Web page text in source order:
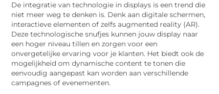
De integratie van technologie in displays is een trend die
niet meer weg te denken is. Denk aan digitale schermen,
interactieve elementen of zelfs augmented reality (AR).
Deze technologische snufjes kunnen jouw display naar
een hoger niveau tillen en zorgen voor een
onvergetelijke ervaring voor je klanten. Het biedt ook de
mogelijkheid om dynamische content te tonen die
eenvoudig aangepast kan worden aan verschillende
campagnes of evenementen.